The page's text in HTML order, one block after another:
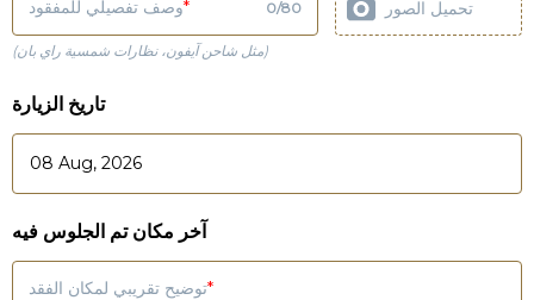
وصف تفصيلي للمفقود 0/80 تحميل الصور
(مثل شاحن آيفون، نظارات شمسية راي بان)
تاريخ الزيارة
آخر مكان تم الجلوس فيه
توضيح تقريبي لمكان الفقد